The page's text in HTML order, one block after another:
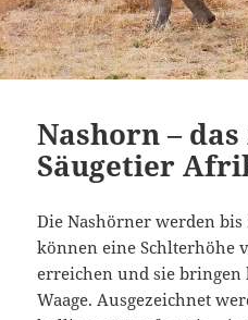
Nashorn –
Säugetier
Die Nashörner werden
können eine Schlterhöhe
erreichen und sie bringen
Waage. Ausgezeichnet